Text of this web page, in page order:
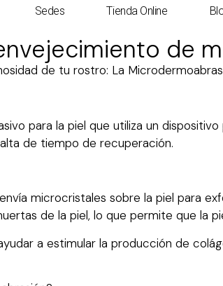
Sedes Tienda Online
de
de tu rostro: La
para la piel que utiliza un
de tiempo de recuperación.
microcristales sobre la piel para
de la piel, lo que permite que la
a estimular la producción de